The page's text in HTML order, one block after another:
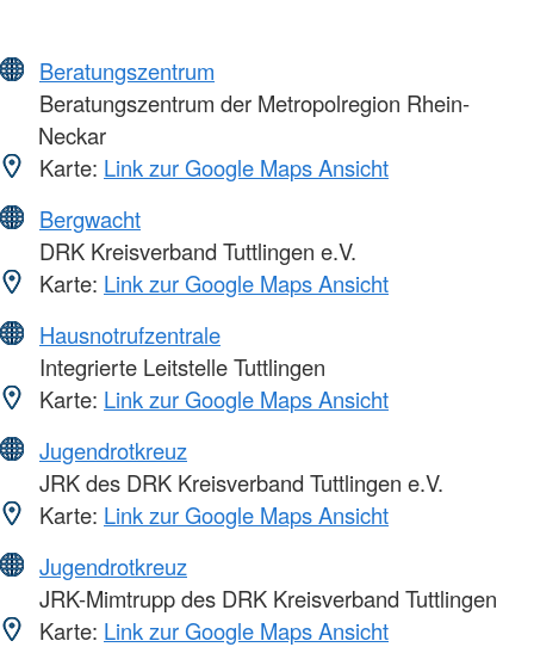
Beratungszentrum
Beratungszentrum der Metropolregion Rhein-
Neckar
Karte: Link zur Google Maps Ansicht
Bergwacht
DRK Kreisverband Tuttlingen e.V.
Karte: Link zur Google Maps Ansicht
Hausnotrufzentrale
Integrierte Leitstelle Tuttlingen
Karte: Link zur Google Maps Ansicht
Jugendrotkreuz
JRK des DRK Kreisverband Tuttlingen e.V.
Karte: Link zur Google Maps Ansicht
Jugendrotkreuz
JRK-Mimtrupp des DRK Kreisverband Tuttlingen
Karte: Link zur Google Maps Ansicht